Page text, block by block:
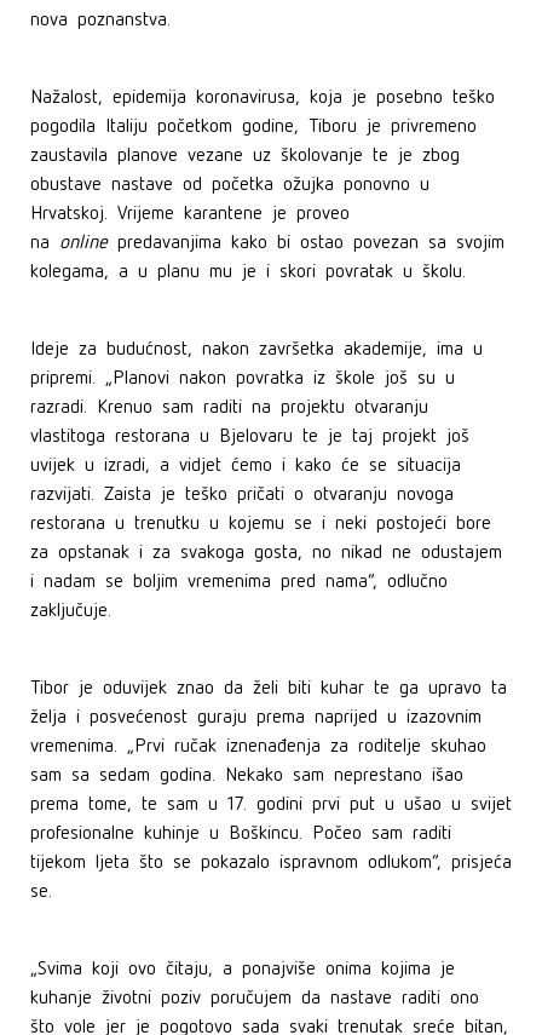
nova poznanstva.
Nažalost, epidemija koronavirusa, koja je posebno teško
pogodila Italiju početkom godine, Tiboru je privremeno
zaustavila planove vezane uz školovanje te je zbog
obustave nastave od početka ožujka ponovno u
Hrvatskoj. Vrijeme karantene je proveo
na onlinepredavanjima kako bi ostao povezan sa svojim
kolegama, a u planu mu je i skori povratak u školu.
Ideje za budućnost, nakon završetka akademije, ima u
pripremi. „Planovi nakon povratka iz škole još su u
razradi. Krenuo sam raditi na projektu otvaranju
vlastitoga restorana u Bjelovaru te je taj projekt još
uvijek u izradi, a vidjet ćemo i kako će se situacija
razvijati. Zaista je teško pričati o otvaranju novoga
restorana u trenutku u kojemu se i neki postojeći bore
za opstanak i za svakoga gosta, no nikad ne odustajem
i nadam se boljim vremenima pred nama“, odlučno
zaključuje.
Tibor je oduvijek znao da želi biti kuhar te ga upravo ta
želja i posvećenost guraju prema naprijed u izazovnim
vremenima. „Prvi ručak iznenađenja za roditelje skuhao
sam sa sedam godina. Nekako sam neprestano išao
prema tome, te sam u 17. godini prvi put u ušao u svijet
profesionalne kuhinje u Boškincu. Počeo sam raditi
tijekom ljeta što se pokazalo ispravnom odlukom“, prisjeća
se.
„Svima koji ovo čitaju, a ponajviše onima kojima je
kuhanje životni poziv poručujem da nastave raditi ono
što vole jer je pogotovo sada svaki trenutak sreće bitan,